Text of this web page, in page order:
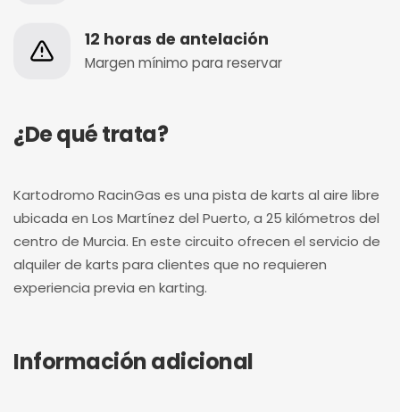
12 horas de antelación
Margen mínimo para reservar
¿De qué trata?
Kartodromo RacinGas es una pista de karts al aire libre
ubicada en Los Martínez del Puerto, a 25 kilómetros del
centro de Murcia. En este circuito ofrecen el servicio de
alquiler de karts para clientes que no requieren
experiencia previa en karting.
Información adicional